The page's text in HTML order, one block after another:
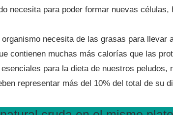
necesita para poder formar nuevas
necesita de las grasas para llevar
contienen muchas más calorías que las
para la dieta de nuestros peludos,
representar más del 10% del total de su